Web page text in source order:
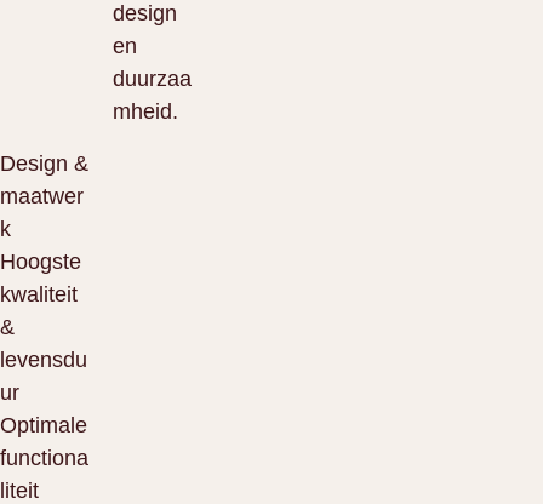
design
en
duurzaa
mheid.
Design &
maatwer
k
Hoogste
kwaliteit
&
levensdu
ur
Optimale
functiona
liteit